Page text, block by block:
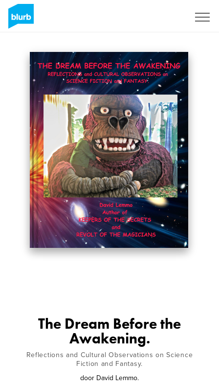
The Dream Before the
Awakening.
Reflections and Cultural Observations on Science
Fiction and Fantasy.
door David Lemmo.